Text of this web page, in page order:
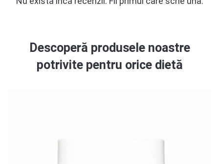
Descoperă produsele noastre
potrivite pentru orice dietă